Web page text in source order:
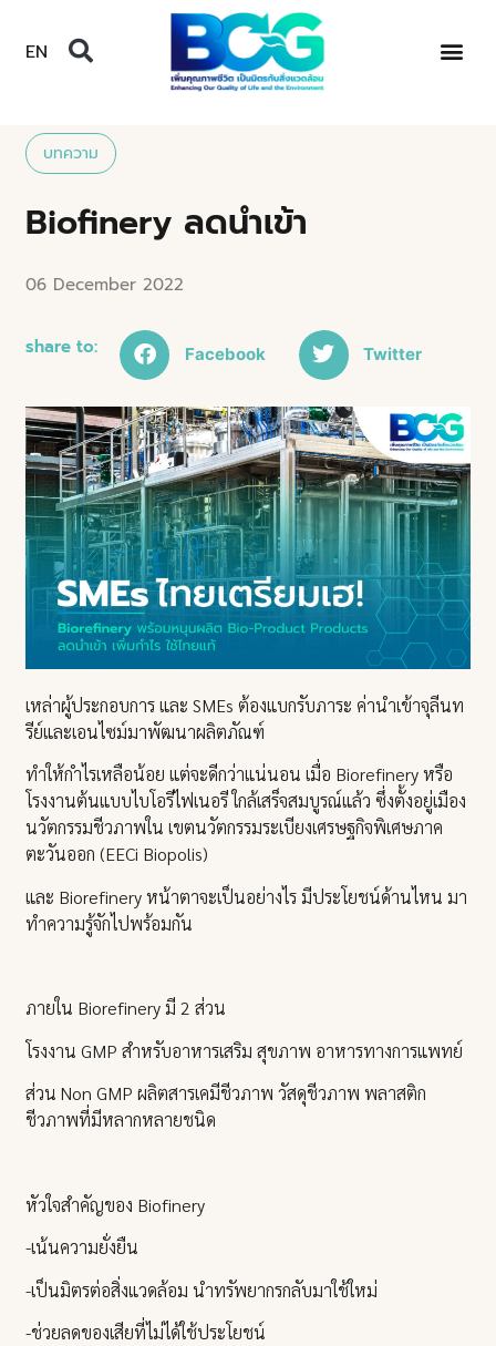
EN
บทความ
Biofinery ลดนำเข้า
06 December 2022
share to: Facebook Twitter
เหล่าผู้ประกอบการ และ SMEs ต้องแบกรับภาระ ค่านำเข้าจุลีนท
รีย์และเอนไซม์มาพัฒนาผลิตภัณฑ์
ทำให้กำไรเหลือน้อย แต่จะดีกว่าแน่นอน เมื่อ Biorefinery หรือ
โรงงานต้นแบบไบโอรีไฟเนอรี ใกล้เสร็จสมบูรณ์แล้ว ซึ่งตั้งอยู่เมือง
นวัตกรรมชีวภาพใน เขตนวัตกรรมระเบียงเศรษฐกิจพิเศษภาค
ตะวันออก (EECi Biopolis)
และ Biorefinery หน้าตาจะเป็นอย่างไร มีประโยชน์ด้านไหน มา
ทำความรู้จักไปพร้อมกัน
ภายใน Biorefinery มี 2 ส่วน
โรงงาน GMP สำหรับอาหารเสริม สุขภาพ อาหารทางการแพทย์
ส่วน Non GMP ผลิตสารเคมีชีวภาพ วัสดุชีวภาพ พลาสติก
ชีวภาพที่มีหลากหลายชนิด
หัวใจสำคัญของ Biofinery
-เน้นความยั่งยืน
-เป็นมิตรต่อสิ่งแวดล้อม นำทรัพยากรกลับมาใช้ใหม่
-ช่วยลดของเสียที่ไม่ได้ใช้ประโยชน์